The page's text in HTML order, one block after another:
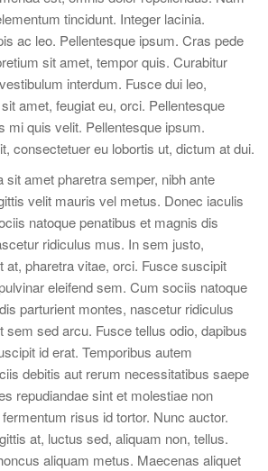
tincidunt. Integer lacinia.
ac leo. Pellentesque ipsum. Cras pede
sit amet, tempor quis. Curabitur
interdum. Fusce dui leo,
amet, feugiat eu, orci. Pellentesque
mi quis velit. Pellentesque ipsum.
consectetuer eu lobortis ut, dictum at dui.
sit amet pharetra semper, nibh ante
velit mauris vel metus. Donec iaculis
natoque penatibus et magnis dis
ridiculus mus. In sem justo,
pharetra vitae, orci. Fusce suscipit
eleifend sem. Cum sociis natoque
parturient montes, nascetur ridiculus
sem sed arcu. Fusce tellus odio, dapibus
id erat. Temporibus autem
debitis aut rerum necessitatibus saepe
repudiandae sint et molestiae non
risus id tortor. Nunc auctor.
at, luctus sed, aliquam non, tellus.
aliquam metus. Maecenas aliquet